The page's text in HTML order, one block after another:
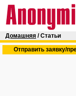
Домашняя / Статьи
Отправить заявку/